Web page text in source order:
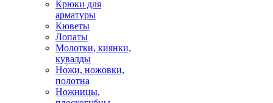
Крюки для
арматуры
Кюветы
Лопаты
Молотки, киянки,
кувалды
Ножи, ножовки,
полотна
Ножницы,